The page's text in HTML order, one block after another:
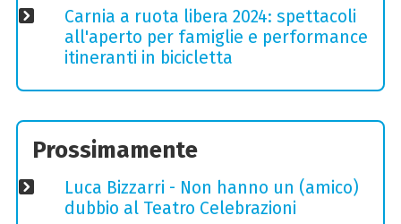
Carnia a ruota libera 2024: spettacoli
all'aperto per famiglie e performance
itineranti in bicicletta
Prossimamente
Luca Bizzarri - Non hanno un (amico)
dubbio al Teatro Celebrazioni